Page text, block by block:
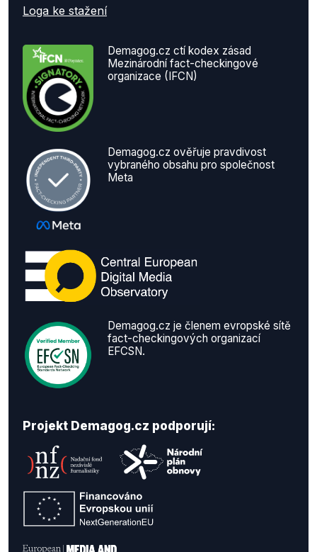
Loga ke stažení
Demagog.cz ctí kodex zásad
Mezinárodní fact-checkingové
organizace (IFCN)
Demagog.cz ověřuje pravdivost
vybraného obsahu pro společnost
Meta
Demagog.cz je členem evropské sítě
fact-checkingových organizací
EFCSN.
Projekt Demagog.cz podporují: